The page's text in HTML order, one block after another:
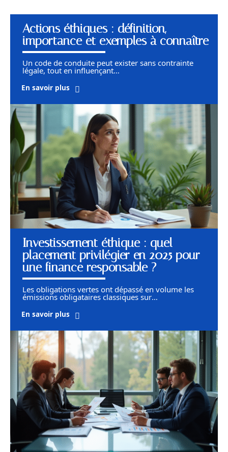
Actions éthiques : définition,
importance et exemples à connaître
Un code de conduite peut exister sans contrainte
légale, tout en influençant…
En savoir plus
Investissement éthique : quel
placement privilégier en 2025 pour
une finance responsable ?
Les obligations vertes ont dépassé en volume les
émissions obligataires classiques sur…
En savoir plus